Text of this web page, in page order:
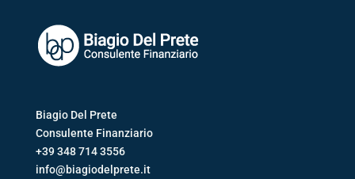
Biagio Del Prete
Consulente Finanziario
+39 348 714 3556
info@biagiodelprete.it